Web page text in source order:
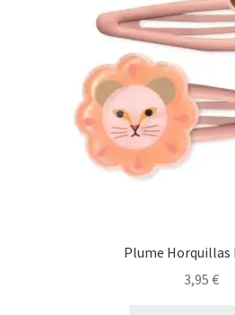
Plume Horquillas
3,95 €